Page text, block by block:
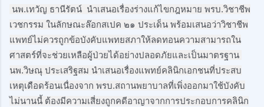
เวชกรรม ในลักษณะล๊อกสเปค ๒๑ ประเด็น พร้อมเสนอว่าวิชาชีพ
แพทย์ไม่ควรถูกข้อบังคับแพทยสภาให้ลดทอนความสามารถใน
ศาสตร์ที่จะช่วยเหลือผู้ป่วยได้อย่างปลอดภัยและเป็นมาตรฐาน
นพ.วิษณุ ประเสริฐสม นำเสนอเรื่องแพทย์คลินิกเอกชนที่ประสบ
เหตุเดือดร้อนเนื่องจาก พรบ.สถานพยาบาลที่เพิ่งออกมาใช้บังคับ
ไม่นานนี้ ต้องมีความเสี่ยงถูกคดีอาญาจากการประกอบการคลินิก